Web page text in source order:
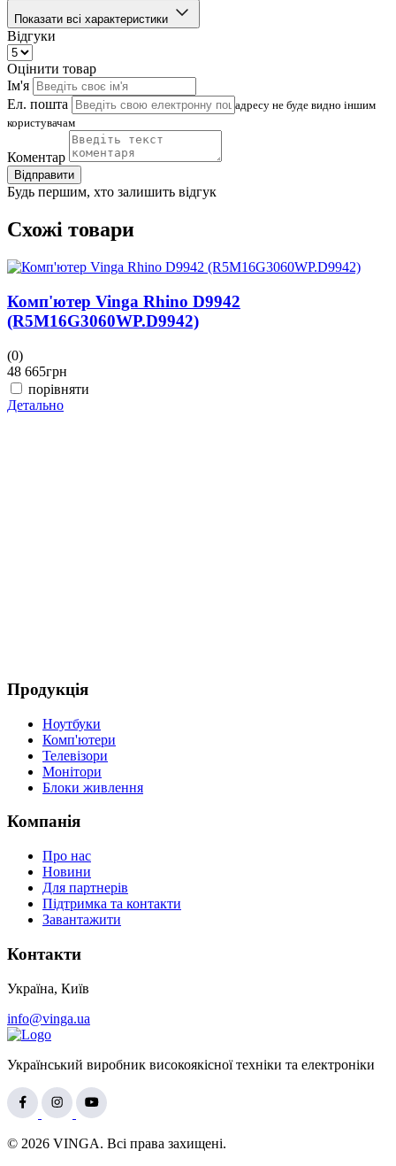
Показати всі характеристики
Відгуки
Оцінити товар
Ім'я
Ел. пошта
адресу не буде видно іншим
користувачам
Коментар
Відправити
Будь першим, хто залишить відгук
Схожі товари
Комп'ютер Vinga Rhino D9942
(R5M16G3060WP.D9942)
(0)
48 665грн
порівняти
Детально
Продукція
Ноутбуки
Комп'ютери
Телевізори
Монітори
Блоки живлення
Компанія
Про нас
Новини
Для партнерів
Підтримка та контакти
Завантажити
Контакти
Україна, Київ
info@vinga.ua
Український виробник високоякісної техніки та електроніки
© 2026 VINGA. Всі права захищені.